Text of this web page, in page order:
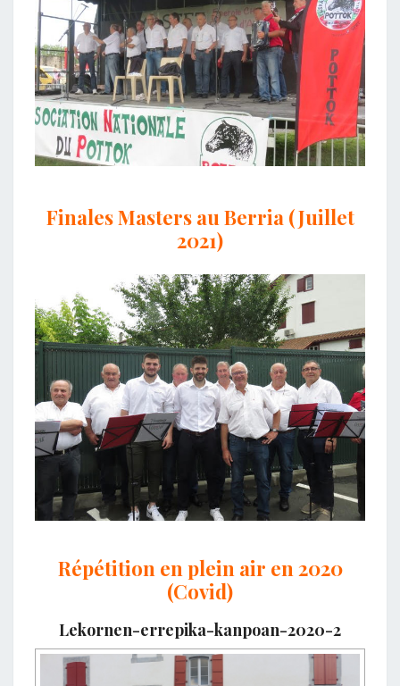
Finales Masters au Berria (Juillet
2021)
Répétition en plein air en 2020
(Covid)
Lekornen-errepika-kanpoan-2020-2